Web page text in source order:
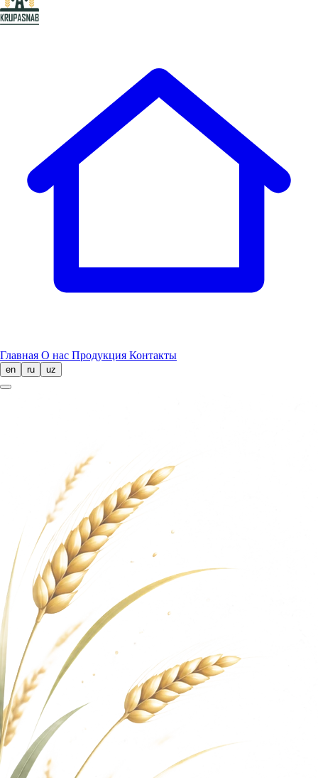
Главная О нас Продукция Контакты
en ru uz